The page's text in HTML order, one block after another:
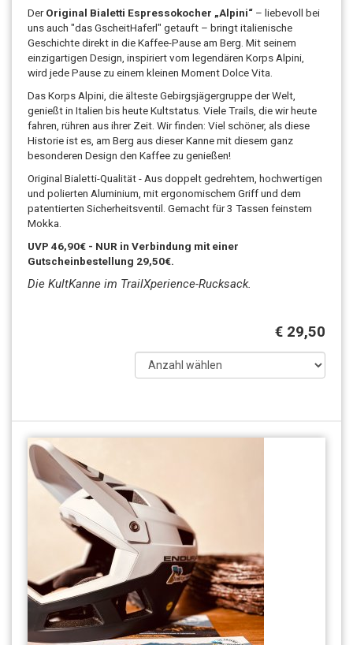
DerOriginal Bialetti Espressokocher „Alpini“ – liebevoll bei
uns auch "das GscheitHaferl" getauft – bringt italienische
Geschichte direkt in die Kaffee-Pause am Berg. Mit seinem
einzigartigen Design, inspiriert vom legendären Korps Alpini,
wird jede Pause zu einem kleinen Moment Dolce Vita.
Das Korps Alpini, die älteste Gebirgsjägergruppe der Welt,
genießt in Italien bis heute Kultstatus. Viele Trails, die wir heute
fahren, rühren aus ihrer Zeit. Wir finden: Viel schöner, als diese
Historie ist es, am Berg aus dieser Kanne mit diesem ganz
besonderen Design den Kaffee zu genießen!
Original Bialetti-Qualität - Aus doppelt gedrehtem, hochwertigen
und polierten Aluminium, mit ergonomischem Griff und dem
patentierten Sicherheitsventil. Gemacht für 3 Tassen feinstem
Mokka.
UVP 46,90€ - NUR in Verbindung mit einer
Gutscheinbestellung 29,50€.
Die KultKanne im TrailXperience-Rucksack.
€ 29,50